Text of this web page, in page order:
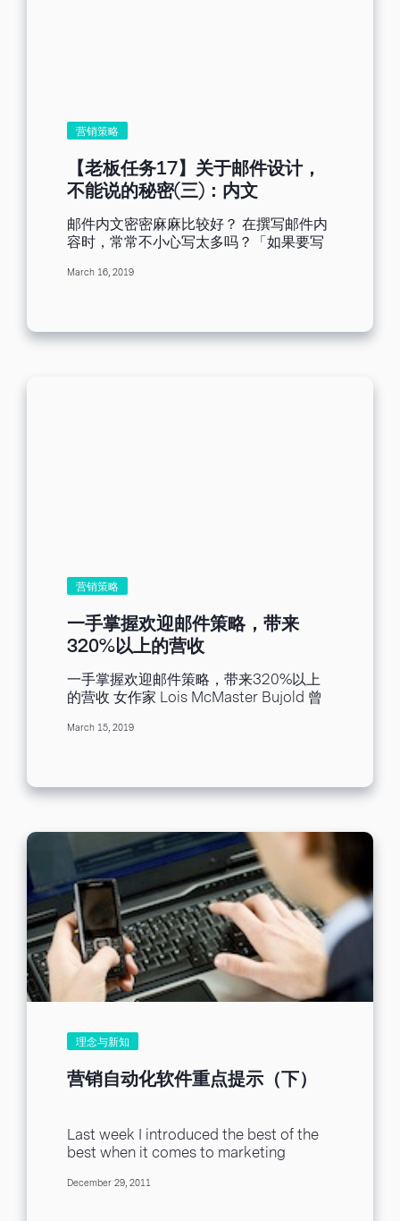
吗，符合我的邮件风格吗？ 下面贴出年度
代表颜色供您参考，也可以了解到往年的
年度代表色。 资料源于PANTONE官网 从
上面图表中，可以了解到今年年度流行颜
色是珊瑚橘(RGB数值为250,114,104)，
力的特点，可运用到科技类行业中，为您
的邮件增加甜美可爱的风格，因此，在邮
颜色运用到邮件设计排版中。...
有适合在行动装置阅读的特性： 段落简短
标题或条列式重点：内容一目了然 图片不
要过大 适合小屏幕阅读的字型与字体大小
设定网站连结方便点选，以便获得更多详
细信息...
营销策略
【老板任务17】关于邮件设计，
不能说的秘密(三)：内文
邮件内文密密麻麻比较好？ 在撰写邮件内
容时，常常不小心写太多吗？「如果要写
啊！」在我说话的同时，同事一脸鄙视的
么可能会看完落落长的邮件！」规划邮件
后发现，没有标准答案，但是新手如我，
凡事总该有个最初的标准，同事建议比例
为文6图4。 学习，将千言万语浓缩成一段
耳语 精简的内文：承上段所述，邮件的
内文精简之余，也需要注意邮件图文比
例，经由上图左方案例的图片比例过高，
有极高可能会被判定为促销邮件，右方的
案例在进入邮件正题前，先以２～３行左
右的文案阐述邮件目的，藉由引言的方式
眼的标题：当我初次进入一个网站，首要
中的Banner，一些主打活动或折扣都会是
它的主题，用以吸引消费者。还记得前面
所提到的，收件者浏览一封邮件只会花3秒
钟吗？如果我在首图多花一些功夫，将重
点放大、加强如同上图的案例，便能争取
到大于３秒的时间，如此一来收件者点击
CTA的机会也将大幅增加，对吧？ 合适的
字体：说到字体，无论是外圆内方的微软
正黑体、正气凛然的新细明体，或是青春
洋溢的华康少女体，都有它们适合出场的
的交流会上，有一位与会者穿上可爱的布
偶装，岂不显得格格不入吗？所以，我们
可以知道，在合适的场合为文字穿上合适
的字体，是影响邮件氛围的一大因素。 注
件匣中的每一封邮件，都代表一家企业，
从收件者看到这封邮件开始，就在心里慢
封邮件的设计以及细节都要格外留意，除
March 16, 2019
营销策略
一手掌握欢迎邮件策略，带来
320%以上的营收
一手掌握欢迎邮件策略，带来320%以上
的营收 女作家 Lois McMaster Bujold 曾
情，但好的开始肯定是成功的一半。」
么发现，可能是点击其他网站的广告，或
手指不小心乱按键盘，刚好按到您的品牌
网址，这种情形就像把一台打字机放在猴
子面前，任凭牠捣蛋鬼般地敲打键盘。 您
的潜在客户找到您的订阅表格，可能是透
过时髦的弹出视窗，或是离开前弹出订阅
视窗。他们急切地将邮件地址输入表格，
点选「提交表格」（或是其他您精心设计
的行为召唤口号）。 此时，身为营销人
员，您拥有的无价之宝 ─ 目标顾客的邮件
地址。她/他全然信任您，将那串神奇的字
件穿越顾客的心防，安稳降落于应许之地
─ 顾客的收件匣！...
March 15, 2019
理念与新知
营销自动化软件重点提示（下）
Last week I introduced the best of the
best when it comes to marketing
marketing has diversified...
December 29, 2011